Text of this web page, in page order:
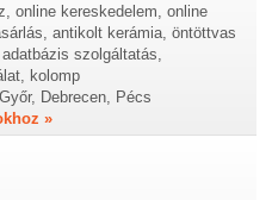
online kereskedelem, online
antikolt kerámia, öntöttvas
szolgáltatás,
kolomp
Debrecen, Pécs
»